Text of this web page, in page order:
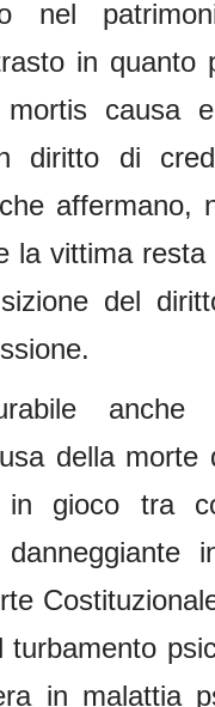
nel
in quanto
mortis causa
diritto di
affermano,
la vittima
del
anche
della morte
gioco tra
in malattia